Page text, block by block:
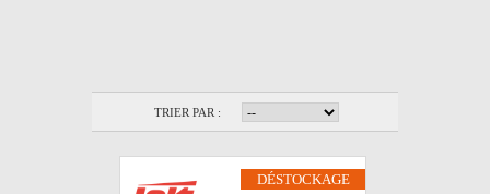
TRIER PAR :
DÉSTOCKAGE